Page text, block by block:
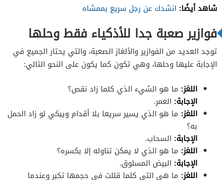
شاهد أيضًا: انشدك عن رجل سريع بممشاه
فوازير صعبة جدا للأذكياء فقط وحلها
توجد العديد من الفوازير والألغاز الصعبة، والتي يحتار الجميع في
الإجابة عليها وحلها، وهي تكون كما يكون على النحو التالي:
اللغز: ما هو الشيء الذي كلما زاد نقص؟
الإجابة: العمر.
اللغز: ما هو الذي يسير سريعا بلا أقدام ويبكي لو زاد الحمل
به؟
الإجابة: السحاب.
اللغز: ما هو الذي لا يمكن تناوله إلا بكسره؟
الإجابة: البيض المسلوق.
اللغز: ما هي التي كلما قللت في حجمها تكبر وعندما